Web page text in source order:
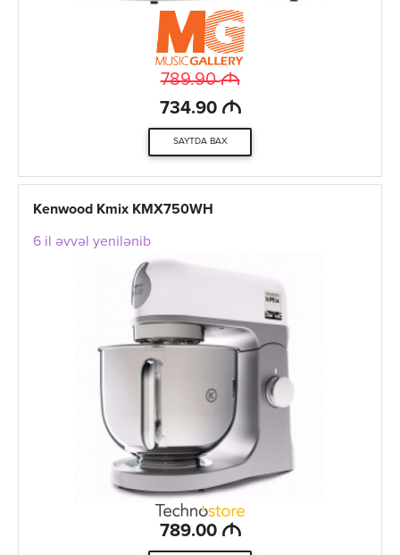
789.90M
734.90 M
SAYTDA BAX
Kenwood Kmix KMX750WH
6 il əvvəl yenilənib
789.00 M